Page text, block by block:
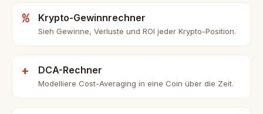
% Krypto-Gewinnrechner
Sieh Gewinne, Verluste und ROI jeder Krypto-Position.
+ DCA-Rechner
Modelliere Cost-Averaging in eine Coin über die Zeit.